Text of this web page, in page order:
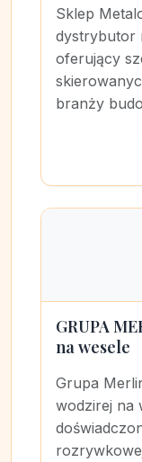
Sklep
dystrybutor
oferujący
branży
GRUPA
na wesele
Grupa
wodzirej na